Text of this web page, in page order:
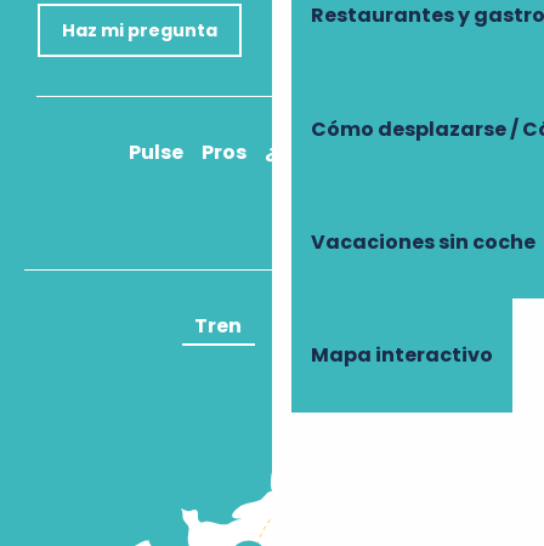
Restaurantes y
Cómo desplazarse /
Vacaciones sin coche
Mapa interactivo
Haz mi pregunta
Pulse Pros ¿Cómo llegar?
Tren